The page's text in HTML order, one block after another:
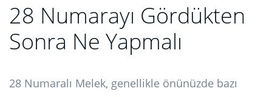
28 Numarayı Gördükten
Sonra Ne Yapmalı
28 Numaralı Melek, genellikle önünüzde bazı